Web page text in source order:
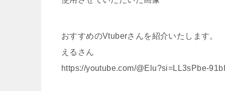
おすすめのVtuberさんを紹介いたします。
えるさん
https://youtube.com/@Elu?si=LL3sPbe-